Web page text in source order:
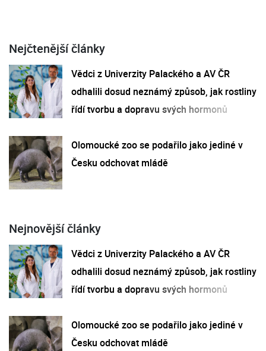
Nejčtenější články
Vědci z Univerzity Palackého a AV ČR
odhalili dosud neznámý způsob, jak rostliny
řídí tvorbu a dopravu svých hormonů
Olomoucké zoo se podařilo jako jediné v
Česku odchovat mládě
Nejnovější články
Vědci z Univerzity Palackého a AV ČR
odhalili dosud neznámý způsob, jak rostliny
řídí tvorbu a dopravu svých hormonů
Olomoucké zoo se podařilo jako jediné v
Česku odchovat mládě